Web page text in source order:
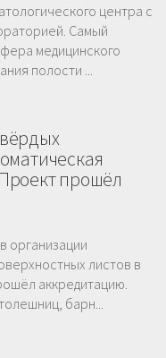
центра с
Самый
медицинского
полости ...
прошёл
организации
листов в
аккредитацию.
барн...